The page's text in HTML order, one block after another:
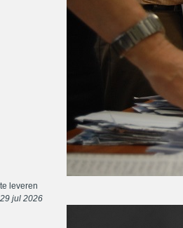
te leveren
29 jul 2026